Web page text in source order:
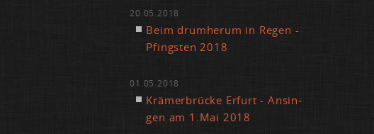
20.05.2018
Beim drum­her­um in Re­gen -
Pfings­ten 2018
01.05.2018
Krä­mer­brü­cke Er­furt - An­sin­
gen am 1.​Mai 2018